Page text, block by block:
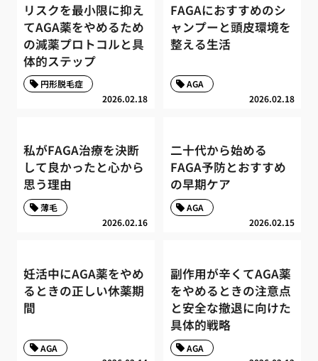
リスクを最小限に抑え
てAGA薬をやめるため
の減薬プロトコルと具
体的ステップ
2026.02.18
円形脱毛症
FAGAにおすすめのシ
ャンプーと頭皮環境を
整える生活
2026.02.18
AGA
私がFAGA治療を決断
して良かったと心から
思う理由
2026.02.16
薄毛
二十代から始める
FAGA予防とおすすめ
の早期ケア
2026.02.15
AGA
妊活中にAGA薬をやめ
るときの正しい休薬期
間
AGA
副作用が辛くてAGA薬
をやめるときの注意点
と安全な撤退に向けた
具体的戦略
AGA